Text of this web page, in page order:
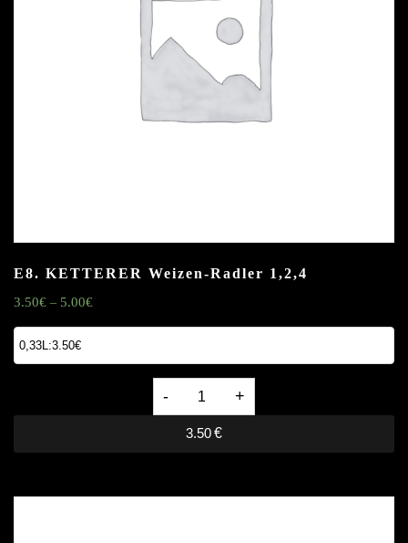
E8. KETTERER Weizen-Radler 1,2,4
3.50€ – 5.00€
KETTERER
Weizen-
3.50€